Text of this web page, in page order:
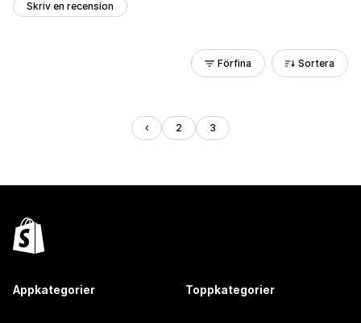
Skriv en recension
Förfina Sortera
2 3
Appkategorier Toppkategorier